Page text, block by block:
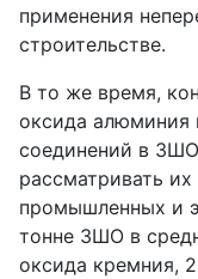
применения
строительстве.
В то же время,
оксида алюминия
соединений в
рассматривать
промышленных и
тонне ЗШО в
оксида кремния,